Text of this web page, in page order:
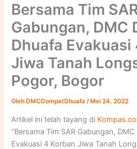
Bersama Tim
Gabungan, DMC
Dhuafa Evakuasi
Jiwa Tanah
Pogor, Bogor
Oleh DMCDompetDhuafa/ Mei 24, 2022
Artikel ini telah tayang di
“Bersama Tim SAR Gabungan,
Evakuasi 4 Korban Jiwa Tanah